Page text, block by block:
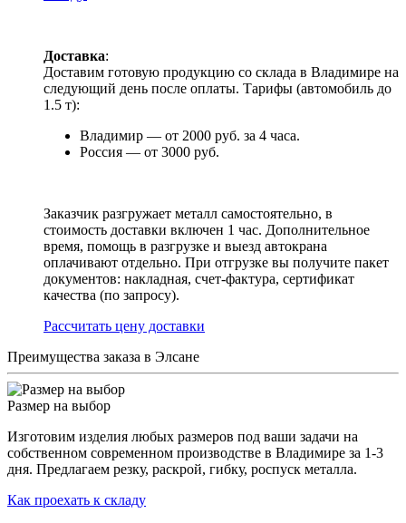
Доставка:
Доставим готовую продукцию со склада в Владимире на
следующий день после оплаты. Тарифы (автомобиль до
1.5 т):
Владимир — от 2000 руб. за 4 часа.
Россия — от 3000 руб.
Заказчик разгружает металл самостоятельно, в
стоимость доставки включен 1 час. Дополнительное
время, помощь в разгрузке и выезд автокрана
оплачивают отдельно. При отгрузке вы получите пакет
документов: накладная, счет-фактура, сертификат
качества (по запросу).
Раcсчитать цену доставки
Преимущества заказа в Элсане
Размер на выбор
Изготовим изделия любых размеров под ваши задачи на
собственном современном производстве в Владимире за 1-3
дня. Предлагаем резку, раскрой, гибку, роспуск металла.
Как проехать к складу